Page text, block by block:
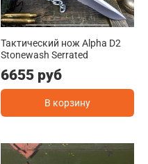
Тактический нож Alpha D2
Stonewash Serrated
6655 руб
В корзину